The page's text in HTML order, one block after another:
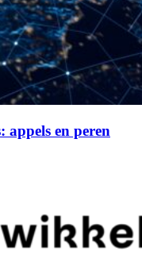
appels en peren